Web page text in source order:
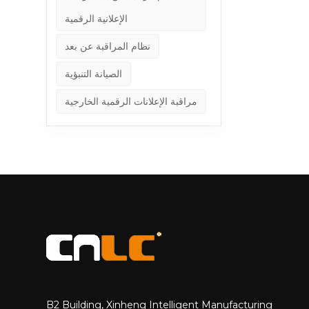
لضمان
في
الإعلانية الرقمية
نظام المراقبة عن بعد
الصيانة التنبؤية
مراقبة الإعلانات الرقمية الخارجية
B2 Building, Xinheng Intelligent Manufacturing